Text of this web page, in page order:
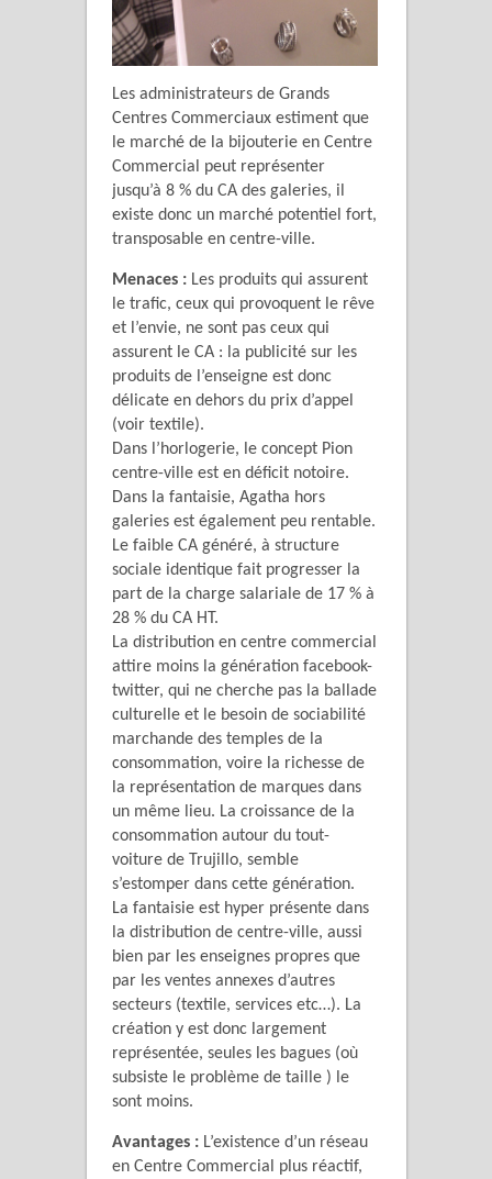
Les administrateurs de Grands
Centres Commerciaux estiment que
le marché de la bijouterie en Centre
Commercial peut représenter
jusqu’à 8 % du CA des galeries, il
existe donc un marché potentiel fort,
transposable en centre-ville.
Menaces : Les produits qui assurent
le trafic, ceux qui provoquent le rêve
et l’envie, ne sont pas ceux qui
assurent le CA : la publicité sur les
produits de l’enseigne est donc
délicate en dehors du prix d’appel
(voir textile).
Dans l’horlogerie, le concept Pion
centre-ville est en déficit notoire.
Dans la fantaisie, Agatha hors
galeries est également peu rentable.
Le faible CA généré, à structure
sociale identique fait progresser la
part de la charge salariale de 17 % à
28 % du CA HT.
La distribution en centre commercial
attire moins la génération facebook-
twitter, qui ne cherche pas la ballade
culturelle et le besoin de sociabilité
marchande des temples de la
consommation, voire la richesse de
la représentation de marques dans
un même lieu. La croissance de la
consommation autour du tout-
voiture de Trujillo, semble
s’estomper dans cette génération.
La fantaisie est hyper présente dans
la distribution de centre-ville, aussi
bien par les enseignes propres que
par les ventes annexes d’autres
secteurs (textile, services etc…). La
création y est donc largement
représentée, seules les bagues (où
subsiste le problème de taille ) le
sont moins.
Avantages : L’existence d’un réseau
en Centre Commercial plus réactif,